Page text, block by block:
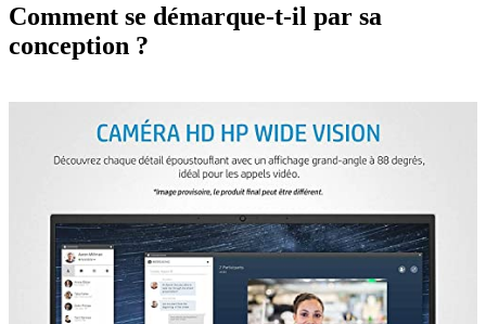
Comment se démarque-t-il par sa
conception ?